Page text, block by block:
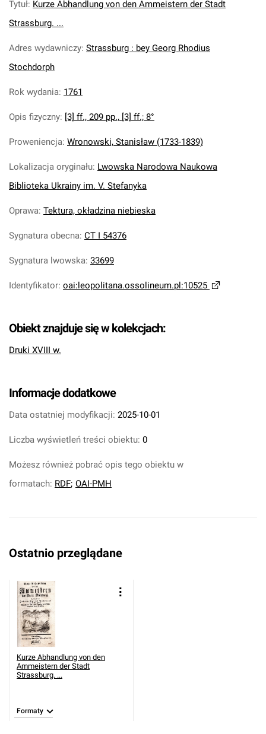
Tytuł: Kurze Abhandlung von den Ammeistern der Stadt
Strassburg. ...
Adres wydawniczy: Strassburg : bey Georg Rhodius
Stochdorph
Rok wydania: 1761
Opis fizyczny: [3] ff., 209 pp., [3] ff.; 8°
Proweniencja: Wronowski, Stanisław (1733-1839)
Lokalizacja oryginału: Lwowska Narodowa Naukowa
Biblioteka Ukrainy im. V. Stefanyka
Oprawa: Tektura, okładzina niebieska
Sygnatura obecna: CT I 54376
Sygnatura lwowska: 33699
Identyfikator: oai:leopolitana.ossolineum.pl:10525
Obiekt znajduje się w kolekcjach:
Druki XVIII w.
Informacje dodatkowe
Data ostatniej modyfikacji: 2025-10-01
Liczba wyświetleń treści obiektu: 0
Możesz również pobrać opis tego obiektu w
formatach: RDF; OAI-PMH
Ostatnio przeglądane
Kurze Abhandlung von den
Ammeistern der Stadt
Strassburg. ...
Formaty